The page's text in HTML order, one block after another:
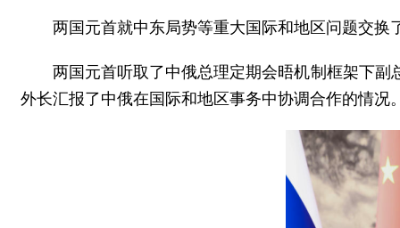
两国元首就中东局势等重大国际和地区问题交换
两国元首听取了中俄总理定期会晤机制框架下
外长汇报了中俄在国际和地区事务中协调合作的情况